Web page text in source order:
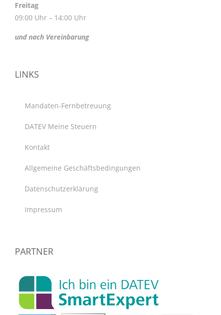
Freitag
09:00 Uhr – 14:00 Uhr
und nach Vereinbarung
LINKS
Mandaten-Fernbetreuung
DATEV Meine Steuern
Kontakt
Allgemeine Geschäftsbedingungen
Datenschutzerklärung
Impressum
PARTNER